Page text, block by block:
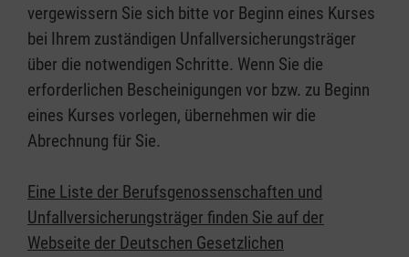
vergewissern Sie sich bitte vor Beginn eines Kurses
bei Ihrem zuständigen Unfallversicherungsträger
über die notwendigen Schritte. Wenn Sie die
erforderlichen Bescheinigungen vor bzw. zu Beginn
eines Kurses vorlegen, übernehmen wir die
Abrechnung für Sie.
Eine Liste der Berufsgenossenschaften und
Unfallversicherungsträger finden Sie auf der
Webseite der Deutschen Gesetzlichen